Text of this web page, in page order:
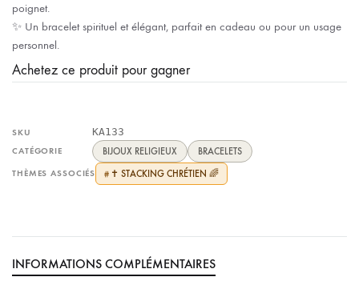
poignet.
✨ Un bracelet spirituel et élégant, parfait en cadeau ou pour un usage
personnel.
Achetez ce produit pour gagner
SKU KA133
CATÉGORIE BIJOUX RELIGIEUX BRACELETS
THÈMES ASSOCIÉS # ✝️ STACKING CHRÉTIEN 🌈
INFORMATIONS COMPLÉMENTAIRES